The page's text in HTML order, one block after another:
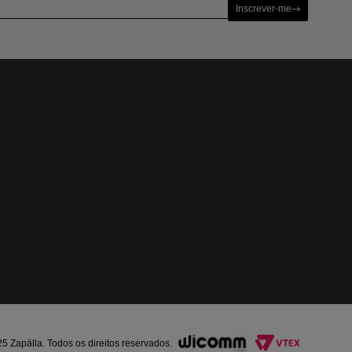
Inscrever-me
Zapälla. Todos os direitos reservados.